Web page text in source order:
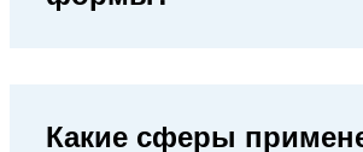
Какие сферы